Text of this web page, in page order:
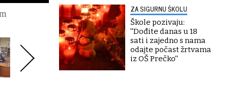
ZA SIGURNU ŠKOLU
Škole pozivaju:
''Dođite danas u 18
sati i zajedno s nama
odajte počast žrtvama
iz OŠ Prečko''